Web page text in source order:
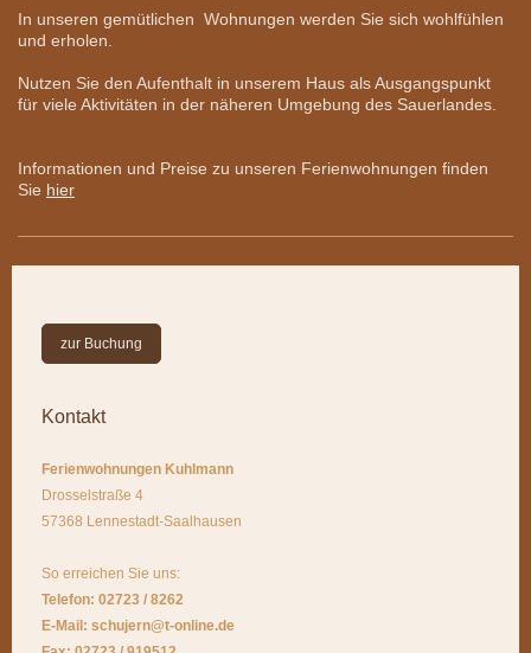
In unseren gemütlichen Wohnungen werden Sie sich wohlfühlen
und erholen.
Nutzen Sie den Aufenthalt in unserem Haus als Ausgangspunkt
für viele Aktivitäten in der näheren Umgebung des Sauerlandes.
Informationen und Preise zu unseren Ferienwohnungen finden
Sie hier
zur Buchung
Kontakt
Ferienwohnungen Kuhlmann
Drosselstraße 4
57368 Lennestadt-Saalhausen
So erreichen Sie uns:
Telefon: 02723 / 8262
E-Mail: schujern@t-online.de